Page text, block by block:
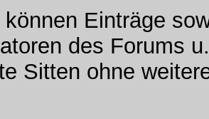
Einträge
des Forums
Sitten ohne